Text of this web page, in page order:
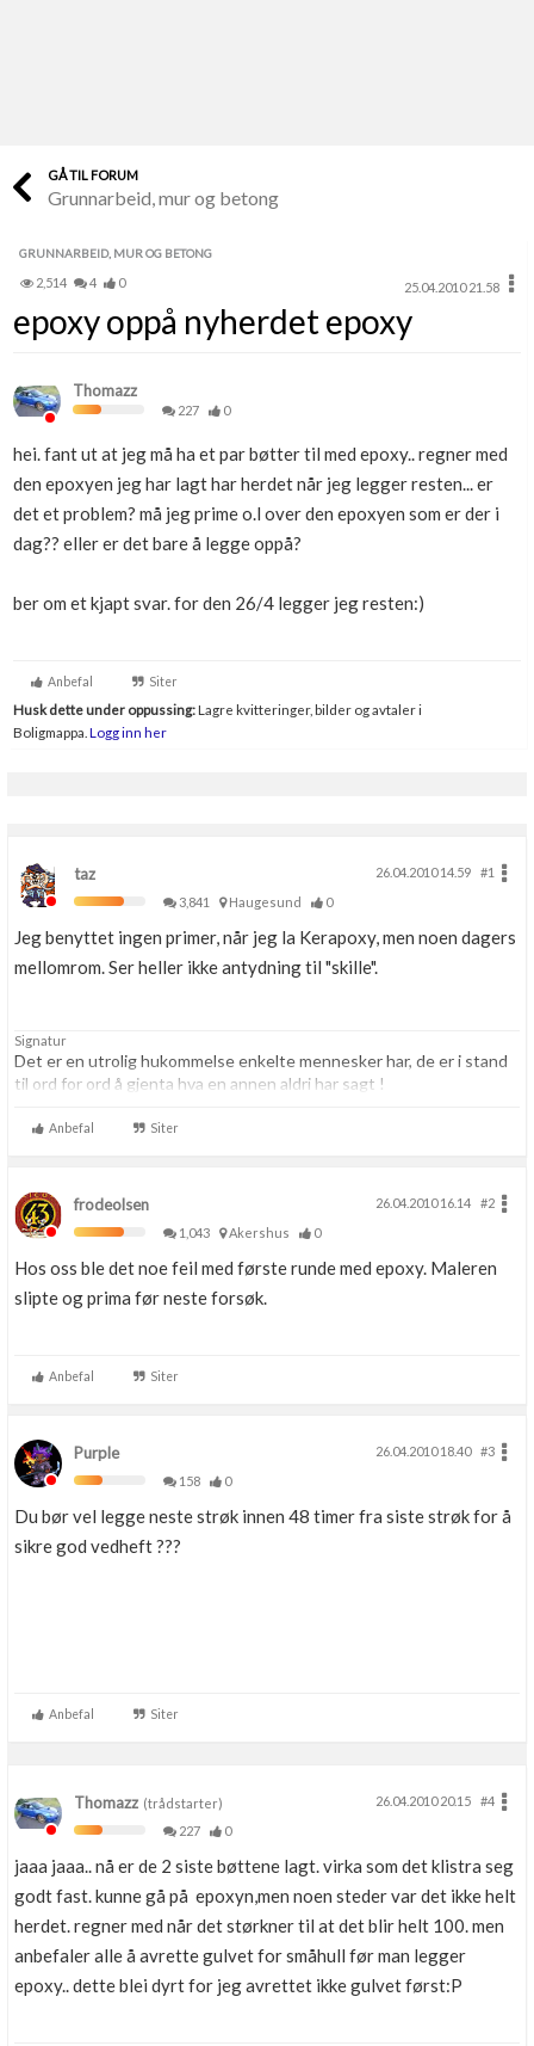
Finn håndverkere
Papirer som mangler
Skaff dokumentasjon som mangler
Kundeservice
Få svar på det du lurer på
Kom i gang med Boligmappa
Se din bolig? Klikk her
GÅ TIL FORUM
Grunnarbeid, mur og betong
GRUNNARBEID, MUR OG BETONG
2,514 4 0 25.04.2010 21.58
epoxy oppå nyherdet epoxy
Thomazz
227 0
hei. fant ut at jeg må ha et par bøtter til med epoxy.. regner med
den epoxyen jeg har lagt har herdet når jeg legger resten... er
det et problem? må jeg prime o.l over den epoxyen som er der i
dag?? eller er det bare å legge oppå?
ber om et kjapt svar. for den 26/4 legger jeg resten:)
Anbefal Siter
Husk dette under oppussing:Lagre kvitteringer, bilder og avtaler i
Boligmappa. Logg inn her
taz 26.04.2010 14.59
#1
3,841
Haugesund 0
Jeg benyttet ingen primer, når jeg la Kerapoxy, men noen dagers
mellomrom. Ser heller ikke antydning til "skille".
Signatur
Det er en utrolig hukommelse enkelte mennesker har, de er i stand
til ord for ord å gjenta hva en annen aldri har sagt !
Anbefal Siter
frodeolsen 26.04.2010 16.14
#2
1,043
Akershus 0
Hos oss ble det noe feil med første runde med epoxy. Maleren
slipte og prima før neste forsøk.
Anbefal Siter
Purple 26.04.2010 18.40
#3
158
0
Du bør vel legge neste strøk innen 48 timer fra siste strøk for å
sikre god vedheft ???
Anbefal Siter
Thomazz (trådstarter) 26.04.2010 20.15
#4
227
0
jaaa jaaa.. nå er de 2 siste bøttene lagt. virka som det klistra seg
godt fast. kunne gå på epoxyn,men noen steder var det ikke helt
herdet. regner med når det størkner til at det blir helt 100. men
anbefaler alle å avrette gulvet for småhull før man legger
epoxy.. dette blei dyrt for jeg avrettet ikke gulvet først:P